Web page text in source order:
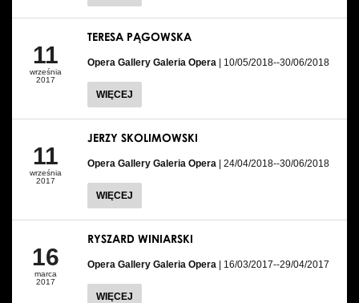
11
września
2017
TERESA PĄGOWSKA
Opera Gallery Galeria Opera | 10/05/2018--30/06/2018
WIĘCEJ
11
września
2017
JERZY SKOLIMOWSKI
Opera Gallery Galeria Opera | 24/04/2018--30/06/2018
WIĘCEJ
16
marca
2017
RYSZARD WINIARSKI
Opera Gallery Galeria Opera | 16/03/2017--29/04/2017
WIĘCEJ